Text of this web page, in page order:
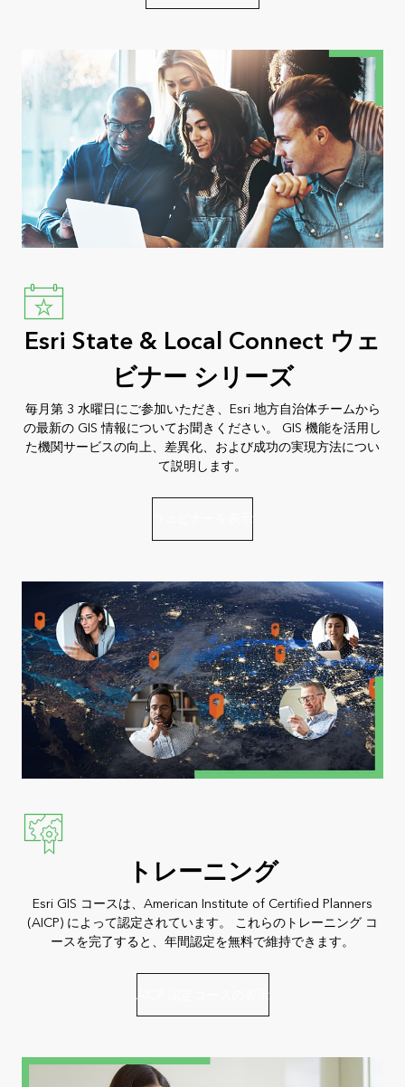
Esri State & Local Connect ウェ
ビナー シリーズ
毎月第 3 水曜日にご参加いただき、Esri 地方自治体チームから
の最新の GIS 情報についてお聞きください。 GIS 機能を活用し
た機関サービスの向上、差異化、および成功の実現方法につい
て説明します。
ウェビナーを表示
トレーニング
Esri GIS コースは、American Institute of Certified Planners
(AICP) によって認定されています。 これらのトレーニング コ
ースを完了すると、年間認定を無料で維持できます。
AICP 認定コースの表示